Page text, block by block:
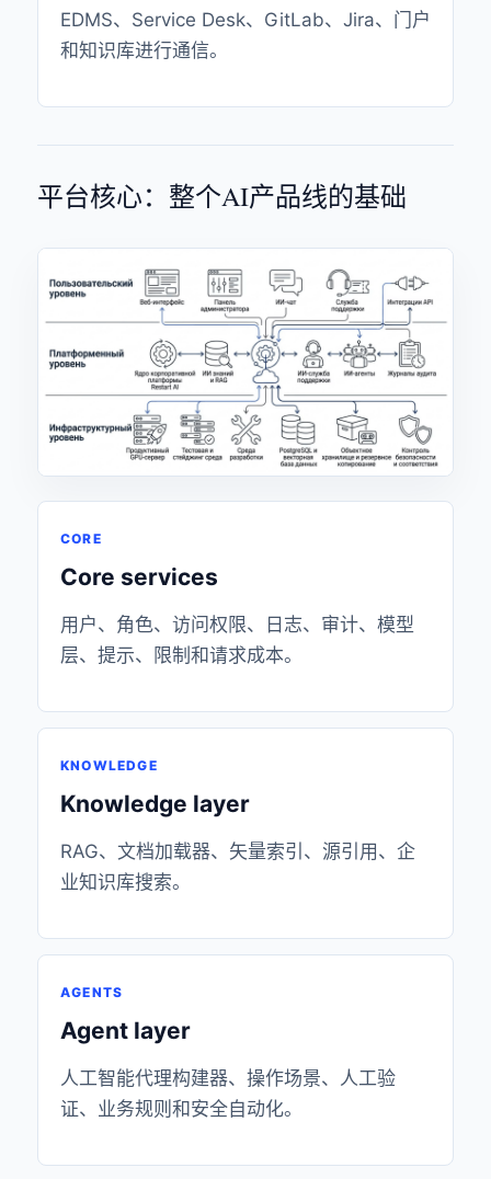
EDMS、Service Desk、GitLab、Jira、门户
和知识库进行通信。
平台核心：整个AI产品线的基础
CORE
Core services
用户、角色、访问权限、日志、审计、模型
层、提示、限制和请求成本。
KNOWLEDGE
Knowledge layer
RAG、文档加载器、矢量索引、源引用、企
业知识库搜索。
AGENTS
Agent layer
人工智能代理构建器、操作场景、人工验
证、业务规则和安全自动化。